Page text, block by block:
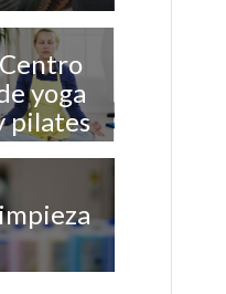
Centro
yoga
pilates